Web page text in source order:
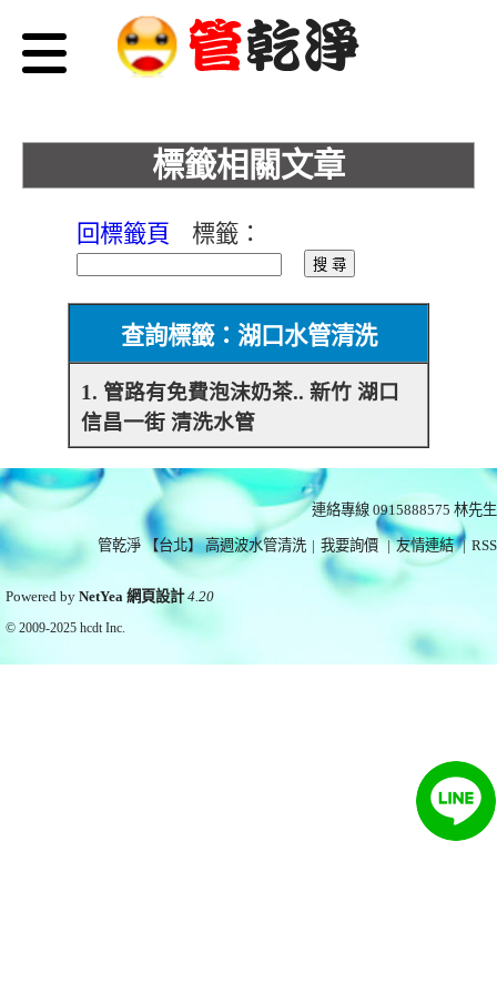
標籤相關文章
回標籤頁 標籤：
查詢標籤：湖口水管清洗
1. 管路有免費泡沫奶茶.. 新竹 湖口
信昌一街 清洗水管
連絡專線 0915888575 林先生
管乾淨 【台北】 高週波水管清洗 | 我要詢價 | 友情連結 | RSS
Powered by NetYea 網頁設計 4.20
© 2009-2025 hcdt Inc.